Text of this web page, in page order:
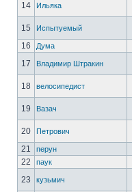
14
Ильяка
15
Испытуемый
16
Дума
17
Владимир Штракин
18
велосипедист
19
Вазач
20
Петрович
21
перун
22
паук
23
кузьмич